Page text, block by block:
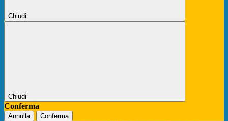
Chiudi
Chiudi
Conferma
Annulla Conferma